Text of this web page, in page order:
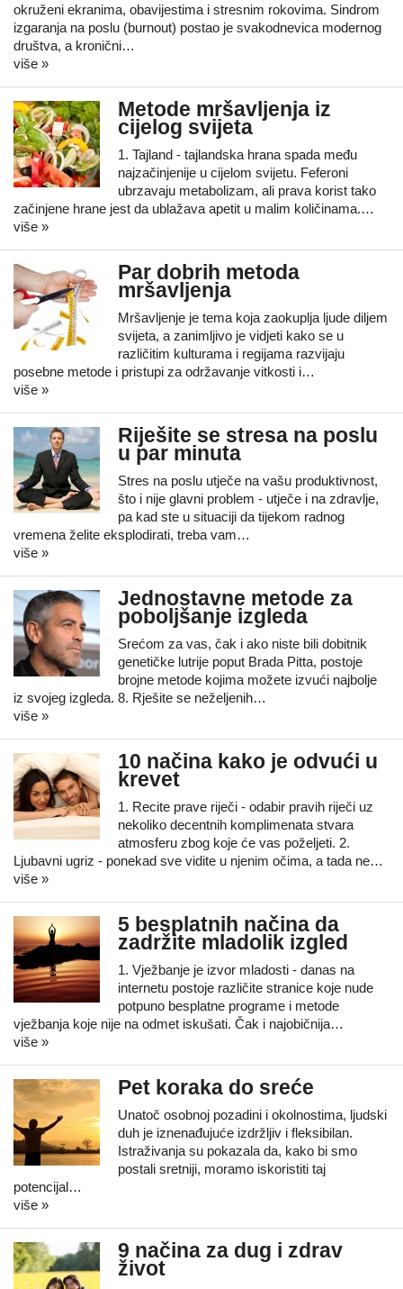
okruženi ekranima, obavijestima i stresnim rokovima. Sindrom
izgaranja na poslu (burnout) postao je svakodnevica modernog
društva, a kronični…
više »
Metode mršavljenja iz
cijelog svijeta
1. Tajland - tajlandska hrana spada među
najzačinjenije u cijelom svijetu. Feferoni
ubrzavaju metabolizam, ali prava korist tako
začinjene hrane jest da ublažava apetit u malim količinama.…
više »
Par dobrih metoda
mršavljenja
Mršavljenje je tema koja zaokuplja ljude diljem
svijeta, a zanimljivo je vidjeti kako se u
različitim kulturama i regijama razvijaju
posebne metode i pristupi za održavanje vitkosti i…
više »
Riješite se stresa na poslu
u par minuta
Stres na poslu utječe na vašu produktivnost,
što i nije glavni problem - utječe i na zdravlje,
pa kad ste u situaciji da tijekom radnog
vremena želite eksplodirati, treba vam…
više »
Jednostavne metode za
poboljšanje izgleda
Srećom za vas, čak i ako niste bili dobitnik
genetičke lutrije poput Brada Pitta, postoje
brojne metode kojima možete izvući najbolje
iz svojeg izgleda. 8. Rješite se neželjenih…
više »
10 načina kako je odvući u
krevet
1. Recite prave riječi - odabir pravih riječi uz
nekoliko decentnih komplimenata stvara
atmosferu zbog koje će vas poželjeti. 2.
Ljubavni ugriz - ponekad sve vidite u njenim očima, a tada ne…
više »
5 besplatnih načina da
zadržite mladolik izgled
1. Vježbanje je izvor mladosti - danas na
internetu postoje različite stranice koje nude
potpuno besplatne programe i metode
vježbanja koje nije na odmet iskušati. Čak i najobičnija…
više »
Pet koraka do sreće
Unatoč osobnoj pozadini i okolnostima, ljudski
duh je iznenađujuće izdržljiv i fleksibilan.
Istraživanja su pokazala da, kako bi smo
postali sretniji, moramo iskoristiti taj
potencijal…
više »
9 načina za dug i zdrav
život